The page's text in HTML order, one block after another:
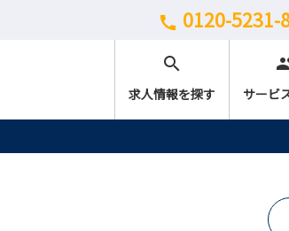
call 0120-5231-
search
求人情報を探す サービ